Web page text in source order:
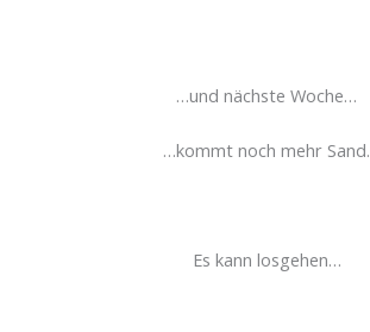
…und nächste Woche…
…kommt noch mehr Sand.
Es kann losgehen…